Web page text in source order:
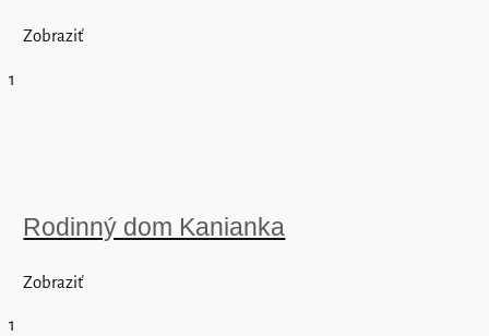
Zobraziť
1
Rodinný dom Kanianka
Zobraziť
1